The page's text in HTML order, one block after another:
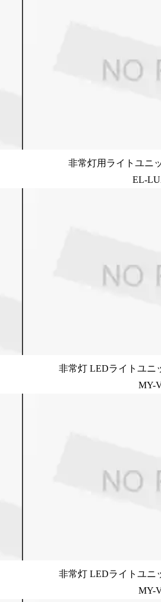
非常灯用ライトユニ
EL-
非常灯 LEDライトユニ
MY-
非常灯 LEDライトユニ
MY-